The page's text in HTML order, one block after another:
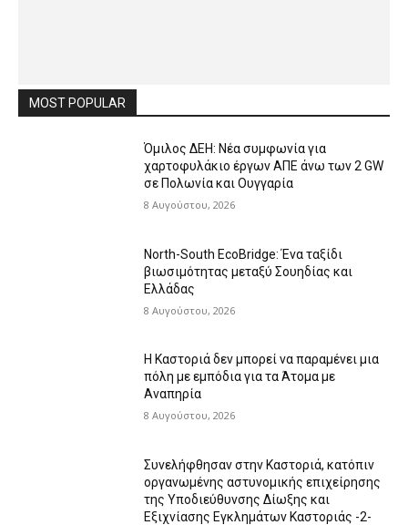
MOST POPULAR
Όμιλος ΔΕΗ: Νέα συμφωνία για
χαρτοφυλάκιο έργων ΑΠΕ άνω των 2 GW
σε Πολωνία και Ουγγαρία
8 Αυγούστου, 2026
North-South EcoBridge: Ένα ταξίδι
βιωσιμότητας μεταξύ Σουηδίας και
Ελλάδας
8 Αυγούστου, 2026
Η Καστοριά δεν μπορεί να παραμένει μια
πόλη με εμπόδια για τα Άτομα με
Αναπηρία
8 Αυγούστου, 2026
Συνελήφθησαν στην Καστοριά, κατόπιν
οργανωμένης αστυνομικής επιχείρησης
της Υποδιεύθυνσης Δίωξης και
Εξιχνίασης Εγκλημάτων Καστοριάς -2-